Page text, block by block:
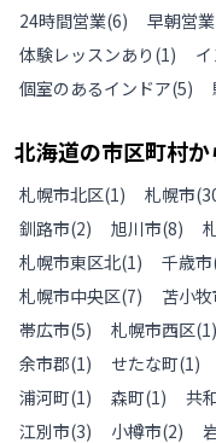
24時間営業(6) 早朝営業
体験レッスンあり (1)
個室のあるインドア(5)
北海道の市区町村
札幌市北区(1) 札幌市(
釧路市(2) 旭川市(8)
札幌市東区北(1) 千歳市
札幌市中央区(7) 苫小牧
帯広市(5) 札幌市西区(1)
余市郡(1) せたな町(1)
浦河町(1) 森町(1) 共
江別市(3) 小樽市(2)